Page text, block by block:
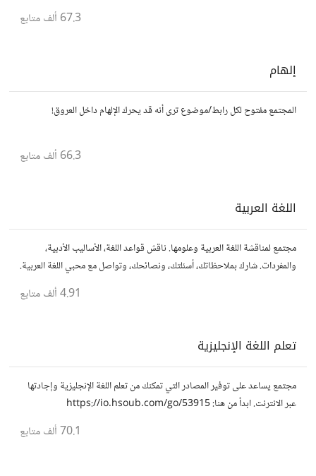
67.3 ألف متابع
إلهام
المجتمع مفتوح لكل رابط/موضوع ترى أنه قد يحرك الإلهام داخل العروق!
66.3 ألف متابع
اللغة العربية
مجتمع لمناقشة اللغة العربية وعلومها. ناقش قواعد اللغة، الأساليب الأدبية،
والمفردات. شارك بملاحظاتك، أسئلتك، ونصائحك، وتواصل مع محبي اللغة العربية.
4.91 ألف متابع
تعلم اللغة الإنجليزية
مجتمع يساعد على توفير المصادر التي تمكنك من تعلم اللغة الإنجليزية وإجادتها
عبر الانترنت. ابدأ من هنا: https://io.hsoub.com/go/53915
70.1 ألف متابع